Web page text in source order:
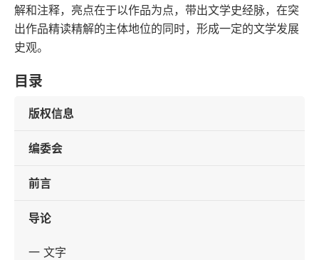
解和注释，亮点在于以作品为点，带出文学史经脉，在突
出作品精读精解的主体地位的同时，形成一定的文学发展
史观。
目录
版权信息
编委会
前言
导论
一 文字